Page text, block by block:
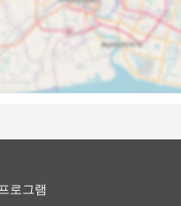
종종 거의 전국을 포괄하
착할 필요가 없습니다. 국
우 여행자 친화적이며 한
지만 견딜만하며 목적지까
, 물, 때로는 세면 도구와
로그램